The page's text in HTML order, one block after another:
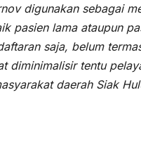
digunakan sebagai
pasien lama ataupun
saja, belum
diminimalisir tentu
daerah Siak